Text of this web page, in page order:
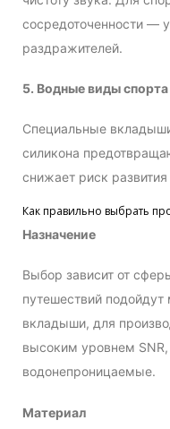
сосредоточенности —
раздражителей.
5. Водные виды спорта
Специальные
силикона
снижает риск развития
Как правильно выбрать
Назначение
Выбор зависит от
путешествий
вкладыши, для
высоким уровнем
водонепроницаемые.
Материал